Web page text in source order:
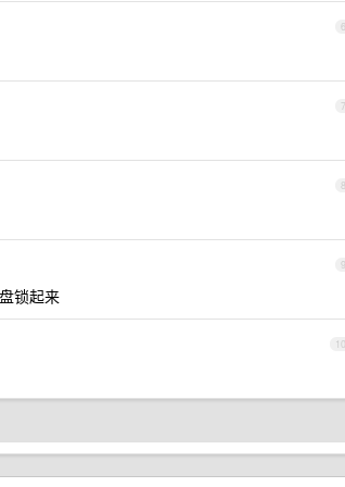
6
7
8
9
锁起来
10